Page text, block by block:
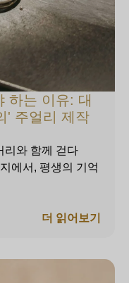
하는 이유: 대
' 주얼리 제작
와 함께 걷다
에서, 평생의 기억
더 읽어보기